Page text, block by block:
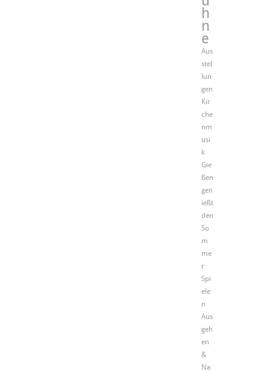
h
n
e
Aus
stel
lun
gen
Kir
che
nm
usi
k
Gie
ßen
gen
ießt
den
So
m
me
r
Spi
ele
n
Aus
geh
en
&
Na